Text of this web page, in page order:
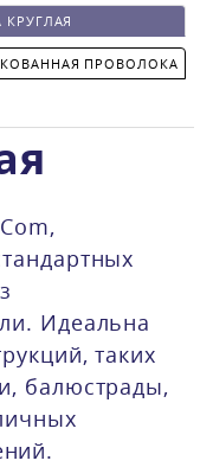
КРУГЛАЯ
ПРОВОЛОКА
Идеальна
таких
балюстрады,